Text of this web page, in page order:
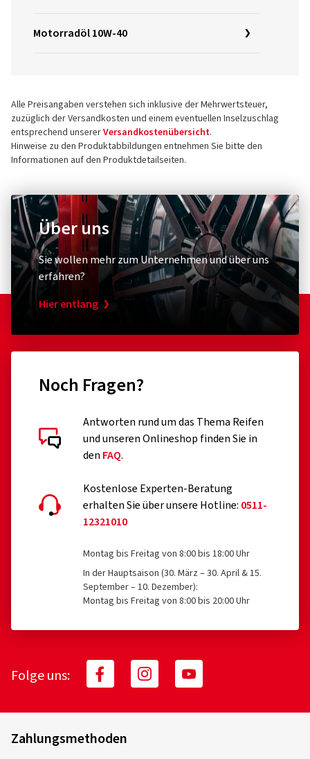
Motorradöl 10W-40
Alle Preisangaben verstehen sich inklusive der Mehrwertsteuer,
zuzüglich der Versandkosten und einem eventuellen Inselzuschlag
entsprechend unsererVersandkostenübersicht.
Hinweise zu den Produktabbildungen entnehmen Sie bitte den
Informationen auf den Produktdetailseiten.
Über uns
Sie wollen mehr zum Unternehmen und über uns
erfahren?
Hier entlang
Noch Fragen?
Antworten rund um das Thema Reifen
und unseren Onlineshop finden Sie in
den FAQ.
Kostenlose Experten-Beratung
erhalten Sie über unsere Hotline: 0511-
12321010
Montag bis Freitag von 8:00 bis 18:00 Uhr
In der Hauptsaison (30. März – 30. April & 15.
September – 10. Dezember):
Montag bis Freitag von 8:00 bis 20:00 Uhr
Folge uns:
Zahlungsmethoden